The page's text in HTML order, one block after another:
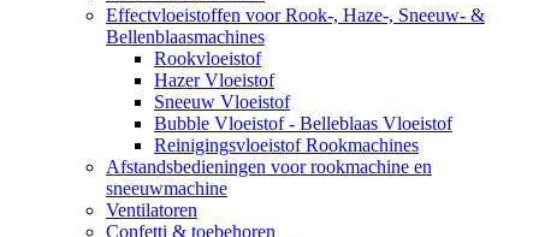
Effectvloeistoffen voor Rook-, Haze-, Sneeuw- &
Bellenblaasmachines
Rookvloeistof
Hazer Vloeistof
Sneeuw Vloeistof
Bubble Vloeistof - Belleblaas Vloeistof
Reinigingsvloeistof Rookmachines
Afstandsbedieningen voor rookmachine en
sneeuwmachine
Ventilatoren
Confetti & toebehoren